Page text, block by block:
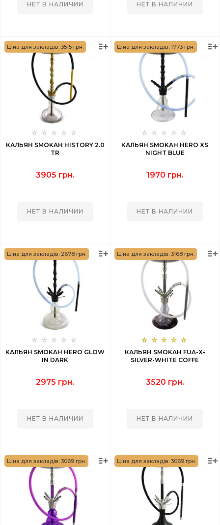
НЕТ В НАЛИЧИИ НЕТ В НАЛИЧИИ
Ціна для закладів: 3515 грн.
КАЛЬЯН SMOKAH HISTORY 2.0
TR
3905 грн.
НЕТ В НАЛИЧИИ
Ціна для закладів: 1773 грн.
КАЛЬЯН SMOKAH HERO XS
NIGHT BLUE
1970 грн.
НЕТ В НАЛИЧИИ
Ціна для закладів: 2678 грн.
КАЛЬЯН SMOKAH HERO GLOW
IN DARK
2975 грн.
НЕТ В НАЛИЧИИ
Ціна для закладів: 3168 грн.
КАЛЬЯН SMOKAH FUA-X-
SILVER-WHITE COFFE
3520 грн.
НЕТ В НАЛИЧИИ
Ціна для закладів: 3069 грн. Ціна для закладів: 3069 грн.